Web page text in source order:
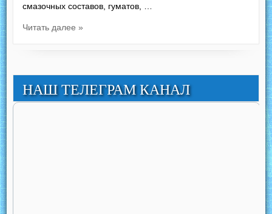
смазочных составов, гуматов, …
Читать далее »
НАШ ТЕЛЕГРАМ КАНАЛ